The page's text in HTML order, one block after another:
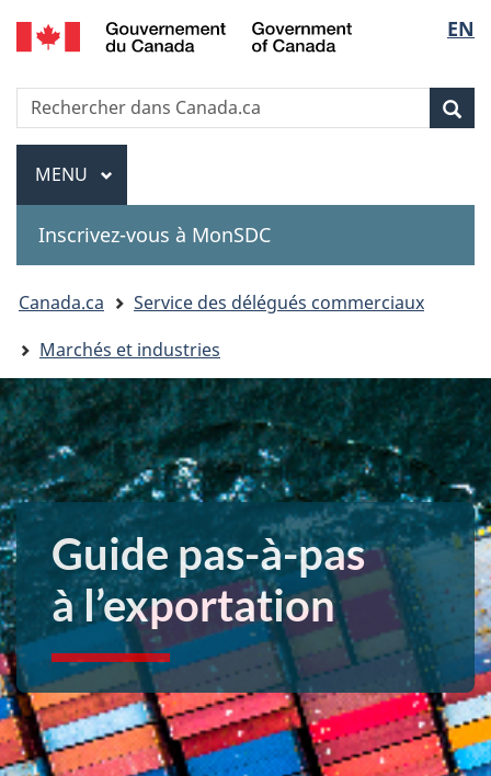
Passer
au
principal
Passer
à
Au
sujet
»
Passer
à
version
HTML
de
la
EN
Government
Recherche
Rechercher
dans
Canada.ca
Menu
MENU PRINCIPAL
Inscrivez-vous à MonSDC
You
are
here:
Canada.ca
Service des délégués commerciaux
Marchés et industries
Guide pas-à-pas
à l’exportation